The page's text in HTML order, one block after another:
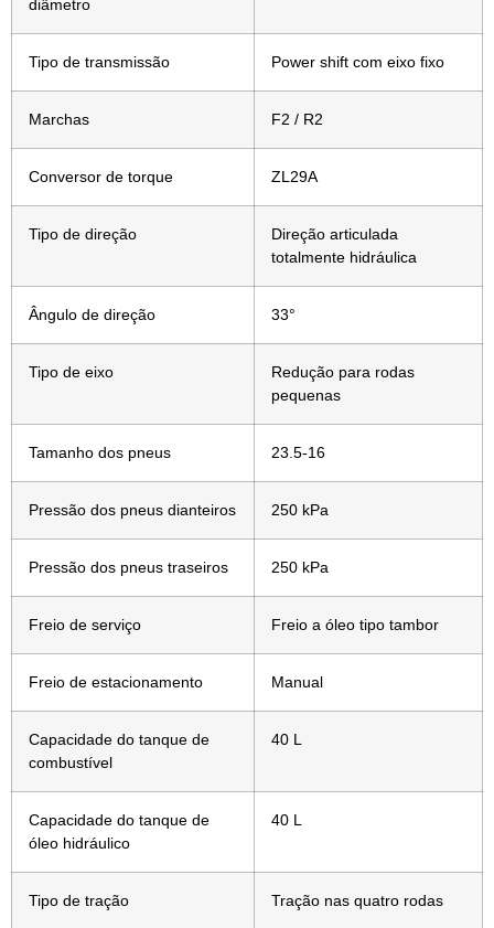
diâmetro
Tipo de transmissão Power shift com eixo fixo
Marchas F2 / R2
Conversor de torque ZL29A
Tipo de direção
Direção articulada
totalmente hidráulica
Ângulo de direção 33°
Tipo de eixo
Redução para rodas
pequenas
Tamanho dos pneus 23.5-16
Pressão dos pneus dianteiros 250 kPa
Pressão dos pneus traseiros 250 kPa
Freio de serviço Freio a óleo tipo tambor
Freio de estacionamento Manual
Capacidade do tanque de
combustível
40 L
Capacidade do tanque de
óleo hidráulico
40 L
Tipo de tração Tração nas quatro rodas